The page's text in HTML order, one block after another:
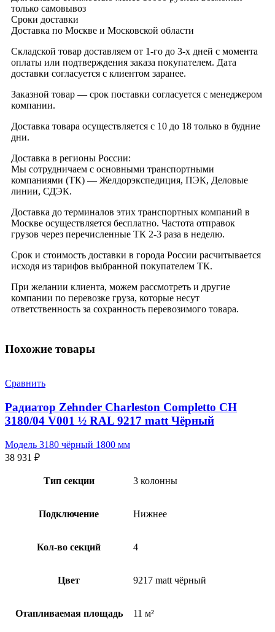
только самовывоз
Сроки доставки
Доставка по Москве и Московской области
Складской товар доставляем от 1-го до 3-х дней с момента
оплаты или подтверждения заказа покупателем. Дата
доставки согласуется с клиентом заранее.
Заказной товар — срок поставки согласуется с менеджером
компании.
Доставка товара осуществляется с 10 до 18 только в будние
дни.
Доставка в регионы России:
Мы сотрудничаем с основными транспортными
компаниями (ТК) — Желдорэкспедиция, ПЭК, Деловые
линии, СДЭК.
Доставка до терминалов этих транспортных компаний в
Москве осуществляется бесплатно. Частота отправок
грузов через перечисленные ТК 2-3 раза в неделю.
Срок и стоимость доставки в города России расчитывается
исходя из тарифов выбранной покупателем ТК.
При желании клиента, можем рассмотреть и другие
компании по перевозке груза, которые несут
ответственность за сохранность перевозимого товара.
Похожие товары
Сравнить
Радиатор Zehnder Charleston Completto CH
3180/04 V001 ½ RAL 9217 matt Чёрный
Модель 3180 чёрный 1800 мм
38 931 ₽
Тип секции 3 колонны
Подключение Нижнее
Кол-во секций 4
Цвет 9217 matt чёрный
Отапливаемая площадь 11 м²